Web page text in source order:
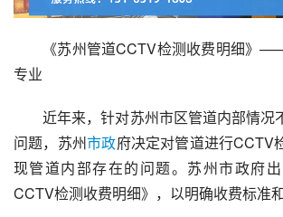
《苏州管道CCTV检测收费明细》
专业
近年来，针对苏州市区管道内部情况
问题，苏州市政府决定对管道进行CCTV
现管道内部存在的问题。苏州市政府
CCTV检测收费明细》，以明确收费标准